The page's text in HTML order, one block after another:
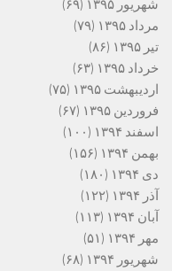
شهریور ۱۳۹۵
(۶۹)
مرداد ۱۳۹۵
(۷۹)
تیر ۱۳۹۵
(۸۶)
خرداد ۱۳۹۵
(۶۳)
اردیبهشت ۱۳۹۵
(۷۵)
فروردین ۱۳۹۵
(۶۷)
اسفند ۱۳۹۴
(۱۰۰)
بهمن ۱۳۹۴
(۱۵۶)
دی ۱۳۹۴
(۱۸۰)
آذر ۱۳۹۴
(۱۲۲)
آبان ۱۳۹۴
(۱۱۳)
مهر ۱۳۹۴
(۵۱)
شهریور ۱۳۹۴
(۶۸)